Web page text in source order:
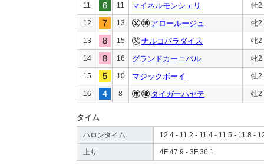
11 11 マイネルモンシェリ 牡2
12 13 アロールージュ 牝2
13 15 ナルコパラダイス 牝2
14 16 グランドカーニバル 牝2
15 10 マジックボーイ 牡2
16 8 タイガーハヤテ 牡2
タイム
ハロンタイム 12.4 - 11.2 - 11.4 - 11.5 - 11.8 -
上り 4F 47.9 - 3F 36.1